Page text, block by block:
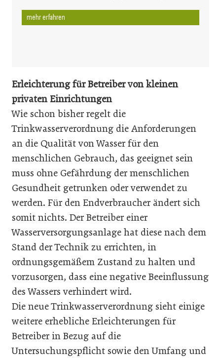
mehr erfahren
Erleichterung für Betreiber von kleinen
privaten Einrichtungen
Wie schon bisher regelt die
Trinkwasserverordnung die Anforderungen
an die Qualität von Wasser für den
menschlichen Gebrauch, das geeignet sein
muss ohne Gefährdung der menschlichen
Gesundheit getrunken oder verwendet zu
werden. Für den Endverbraucher ändert sich
somit nichts. Der Betreiber einer
Wasserversorgungsanlage hat diese nach dem
Stand der Technik zu errichten, in
ordnungsgemäßem Zustand zu halten und
vorzusorgen, dass eine negative Beeinflussung
des Wassers verhindert wird.
Die neue Trinkwasserverordnung sieht einige
weitere erhebliche Erleichterungen für
Betreiber in Bezug auf die
Untersuchungspflicht sowie den Umfang und